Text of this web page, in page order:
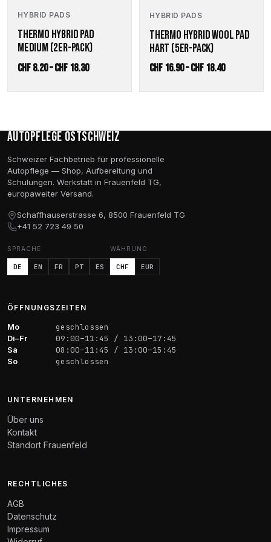
HYBRID PADS
THERMO HYBRID PAD
MEDIUM (2ER-PACK)
CHF8.20–CHF 18.30Preisspanne:
können
auf
der
gewählt
HYBRID PADS
THERMO HYBRID WOOL PAD
HART (5ER-PACK)
CHF 16.90–CHF 18.40
können
auf
der
Produktseite
gewählt
Autopflege Ostschweiz
Schweizer Fachbetrieb für professionelle
Autopflege — Shop, Aufbereitung und
Schulungen. Werkstatt in Frauenfeld TG,
europaweiter Versand.
Schaffhauserstrasse 6, 8500 Frauenfeld TG
+41 52 723 49 50
SPRACHE
DE EN FR PT ES
WÄHRUNG
CHF EUR
ÖFFNUNGSZEITEN
Mo geschlossen
Di–Fr 09:00–11:45 / 13:00–17:45
Sa 08:00–11:45 / 13:00–15:45
So geschlossen
UNTERNEHMEN
Über uns
Kontakt
Standort Frauenfeld
RECHTLICHES
AGB
Datenschutz
Impressum